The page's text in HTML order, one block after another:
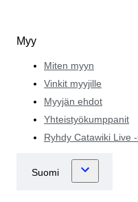
Myy
Miten myyn
Vinkit myyjille
Myyjän ehdot
Yhteistyökumppanit
Ryhdy Catawiki Live